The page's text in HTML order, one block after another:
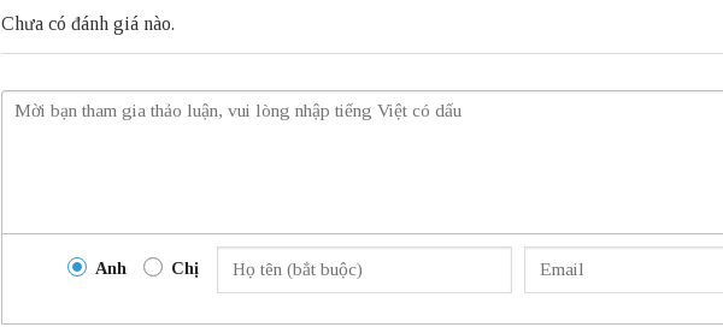
Chưa có đánh giá nào.
Anh Chị